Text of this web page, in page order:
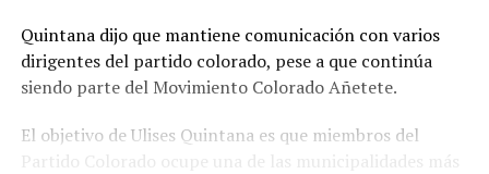
Quintana dijo que mantiene comunicación con varios
dirigentes del partido colorado, pese a que continúa
siendo parte del Movimiento Colorado Añetete.
El objetivo de Ulises Quintana es que miembros del
Partido Colorado ocupe una de las municipalidades más